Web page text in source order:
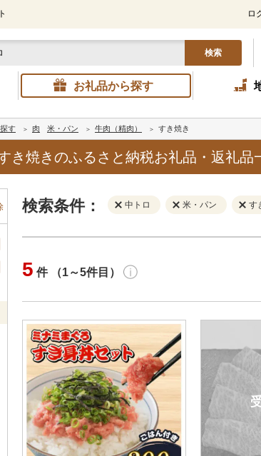
ロ
検索
お礼品から探す
す 肉 米・パン 牛肉（精肉） すき焼き
き焼きのふるさと納税お礼品・返礼品
検索条件： 中トロ 米・パン す
決済方法 解除
PayPay
クレジットカード決済
Amazon Pay
楽天ペイ
メルペイ
発送種別
冷蔵便
5 件 （1～5件目）